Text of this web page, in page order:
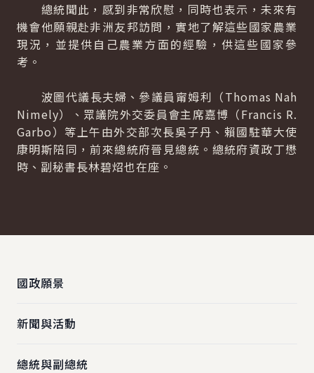
總統聞此，感到非常欣慰，同時也表示，未來有
機會他願親赴非洲友邦訪問，實地了解這些國家農業
現況，並提供自己農業方面的經驗，供這些國家參
考。
波圖代議長夫婦、參議員甯姆利（Thomas Nah
Nimely）、眾議院外交委員會主席嘉博（Francis R.
Garbo）等上午由外交部次長吳子丹、賴國駐華大使
康明斯陪同，前來總統府晉見總統。總統府資政丁懋
時、副秘書長林碧炤也在座。
國政願景
新聞與活動
總統與副總統